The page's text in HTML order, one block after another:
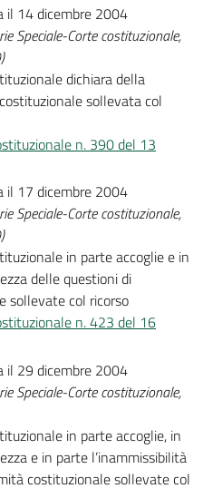
il 14 dicembre 2004
Speciale-Corte costituzionale,
dichiara della
sollevata col
n. 390 del 13
il 17 dicembre 2004
Speciale-Corte costituzionale,
in parte accoglie e in
delle questioni di
sollevate col ricorso
n. 423 del 16
il 29 dicembre 2004
Speciale-Corte costituzionale,
in parte accoglie, in
e in parte l’inammissibilità
costituzionale sollevate col